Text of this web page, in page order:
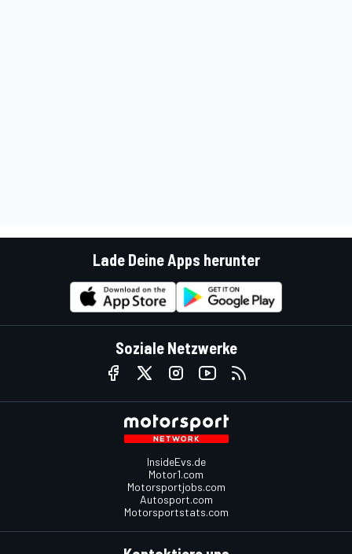
Lade Deine Apps herunter
Soziale Netzwerke
InsideEvs.de
Motor1.com
Motorsportjobs.com
Autosport.com
Motorsportstats.com